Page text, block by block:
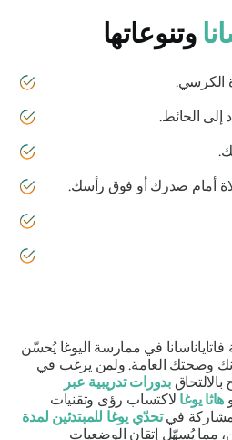
وتنوعاتها
الحائط.
أمام صدرك أو فوق رأسك.
في ممارسة اليوغا يُحسّن
وصحتك العامة. ولمن يرغب في
بدورات تدريبية عبر
يوغالاكتساب رؤى وتقنيات
في تحدّي يوغا للمبتدئين لمدة
يُسهّل إتقان الوضعيات